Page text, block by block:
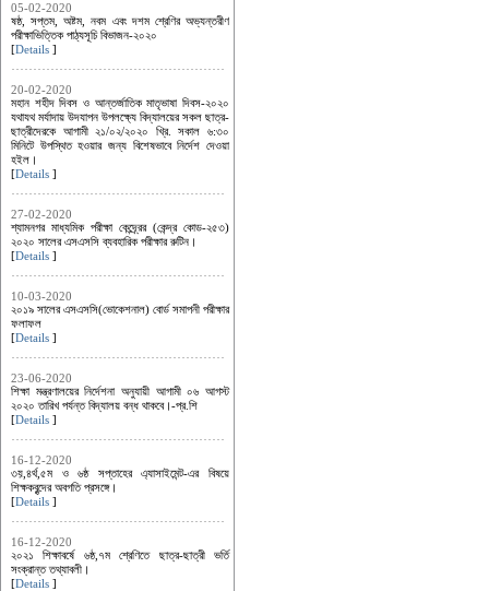
05-02-2020
ষষ্ঠ, সপ্তম, অষ্টম, নবম এবং দশম শ্রেণির অভ্যন্তরীণ
পরীক্ষাভিত্তিক পাঠ্যসূচি বিভাজন-২০২০
[Details ]
20-02-2020
মহান শহীদ দিবস ও আন্তর্জাতিক মাতৃভাষা দিবস-২০২০
যথাযথ মর্যাদায় উদযাপন উপলক্ষ্যে বিদ্যালয়ের সকল ছাত্র-
ছাত্রীদেরকে আগামী ২১/০২/২০২০ খ্রি. সকাল ৬:৩০
মিনিটে উপস্থিত হওয়ার জন্য বিশেষভাবে নির্দেশ দেওয়া
হইল।
[Details ]
27-02-2020
শ্যামনগর মাধ্যমিক পরীক্ষা কেন্দ্র্রের (কেন্দ্র কোড-২৫৩)
২০২০ সালের এসএসসি ব্যবহারিক পরীক্ষার রুটিন।
[Details ]
10-03-2020
২০১৯ সালের এসএসসি(ভোকেশনাল) বোর্ড সমাপনী পরীক্ষার
ফলাফল
[Details ]
23-06-2020
শিক্ষা মন্ত্রণালয়ের নির্দেশনা অনুযায়ী আগামী ০৬ আগস্ট
২০২০ তারিখ পর্যন্ত বিদ্যালয় বন্ধ থাকবে।-প্র.শি
[Details ]
16-12-2020
৩য়,৪র্থ,৫ম ও ৬ষ্ঠ সপ্তাহের এ্যাসাইমেন্ট-এর বিষয়ে
শিক্ষকবৃন্দের অবগতি প্রসঙ্গে।
[Details ]
16-12-2020
২০২১ শিক্ষাবর্ষে ৬ষ্ঠ,৭ম শ্রেণিতে ছাত্র-ছাত্রী ভর্তি
সংক্রান্ত তথ্যাবলী।
[Details ]